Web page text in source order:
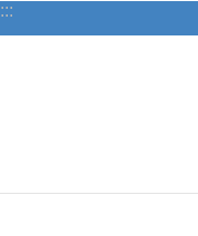
跳到主要內容區塊
:::